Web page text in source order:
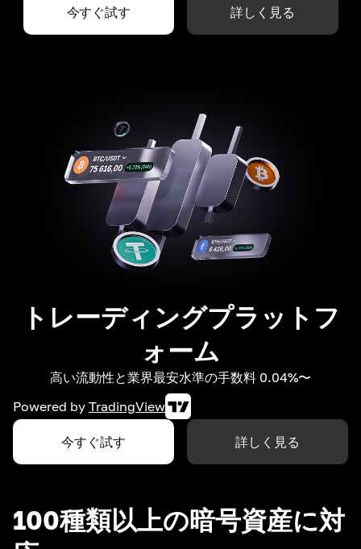
今すぐ試す 詳しく見る
トレーディングプラットフ
ォーム
高い流動性と業界最安水準の手数料 0.04%〜
Powered by TradingView
今すぐ試す 詳しく見る
100種類以上の暗号資産に対